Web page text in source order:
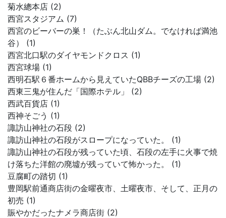
菊水總本店 (2)
西宮スタジアム (7)
西宮のビーバーの巣！（たぶん北山ダム。でなければ満池
谷） (1)
西宮北口駅のダイヤモンドクロス (1)
西宮球場 (1)
西明石駅６番ホームから見えていたQBBチーズの工場 (2)
西東三鬼が住んだ「国際ホテル」 (2)
西武百貨店 (1)
西神そごう (1)
諏訪山神社の石段 (2)
諏訪山神社の石段がスロープになっていた。 (1)
諏訪山神社の石段が残っていた頃、石段の左手に火事で焼
け落ちた洋館の廃墟が残っていて怖かった。 (1)
豆腐町の踏切 (1)
豊岡駅前通商店街の金曜夜市、土曜夜市、そして、正月の
初売 (1)
賑やかだったナメラ商店街 (2)